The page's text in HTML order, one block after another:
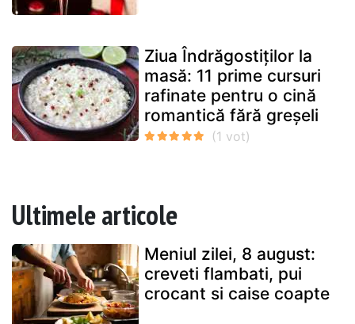
Ziua Îndrăgostiților la
masă: 11 prime cursuri
rafinate pentru o cină
romantică fără greșeli
Ultimele articole
Meniul zilei, 8 august:
creveti flambati, pui
crocant si caise coapte